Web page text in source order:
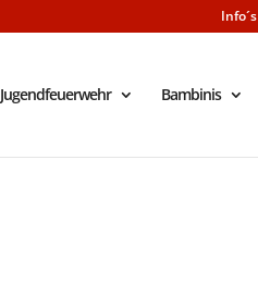
Info´s
Jugendfeuerwehr Bambinis